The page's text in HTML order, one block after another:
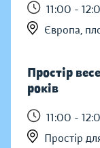
11:00 -
Європа,
Простір
років
11:00 -
Простір